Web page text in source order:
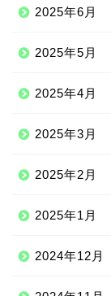
2025年6月
2025年5月
2025年4月
2025年3月
2025年2月
2025年1月
2024年12月